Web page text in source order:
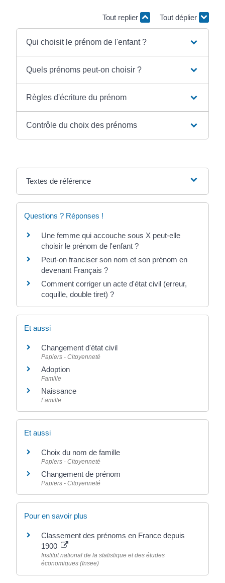
Tout replier Tout déplier
Qui choisit le prénom de l'enfant ?
Quels prénoms peut-on choisir ?
Règles d'écriture du prénom
Contrôle du choix des prénoms
Textes de référence
Questions ? Réponses !
Une femme qui accouche sous X peut-elle
choisir le prénom de l'enfant ?
Peut-on franciser son nom et son prénom en
devenant Français ?
Comment corriger un acte d'état civil (erreur,
coquille, double tiret) ?
Et aussi
Changement d'état civil
Papiers - Citoyenneté
Adoption
Famille
Naissance
Famille
Et aussi
Choix du nom de famille
Papiers - Citoyenneté
Changement de prénom
Papiers - Citoyenneté
Pour en savoir plus
Classement des prénoms en France depuis
1900
Institut national de la statistique et des études
économiques (Insee)